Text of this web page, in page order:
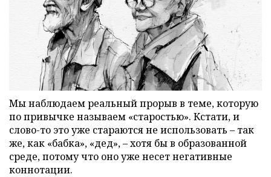
Мы наблюдаем реальный прорыв в теме, которую
по привычке называем «старостью». Кстати, и
слово-то это уже стараются не использовать – так
же, как «бабка», «дед», – хотя бы в образованной
среде, потому что оно уже несет негативные
коннотации.